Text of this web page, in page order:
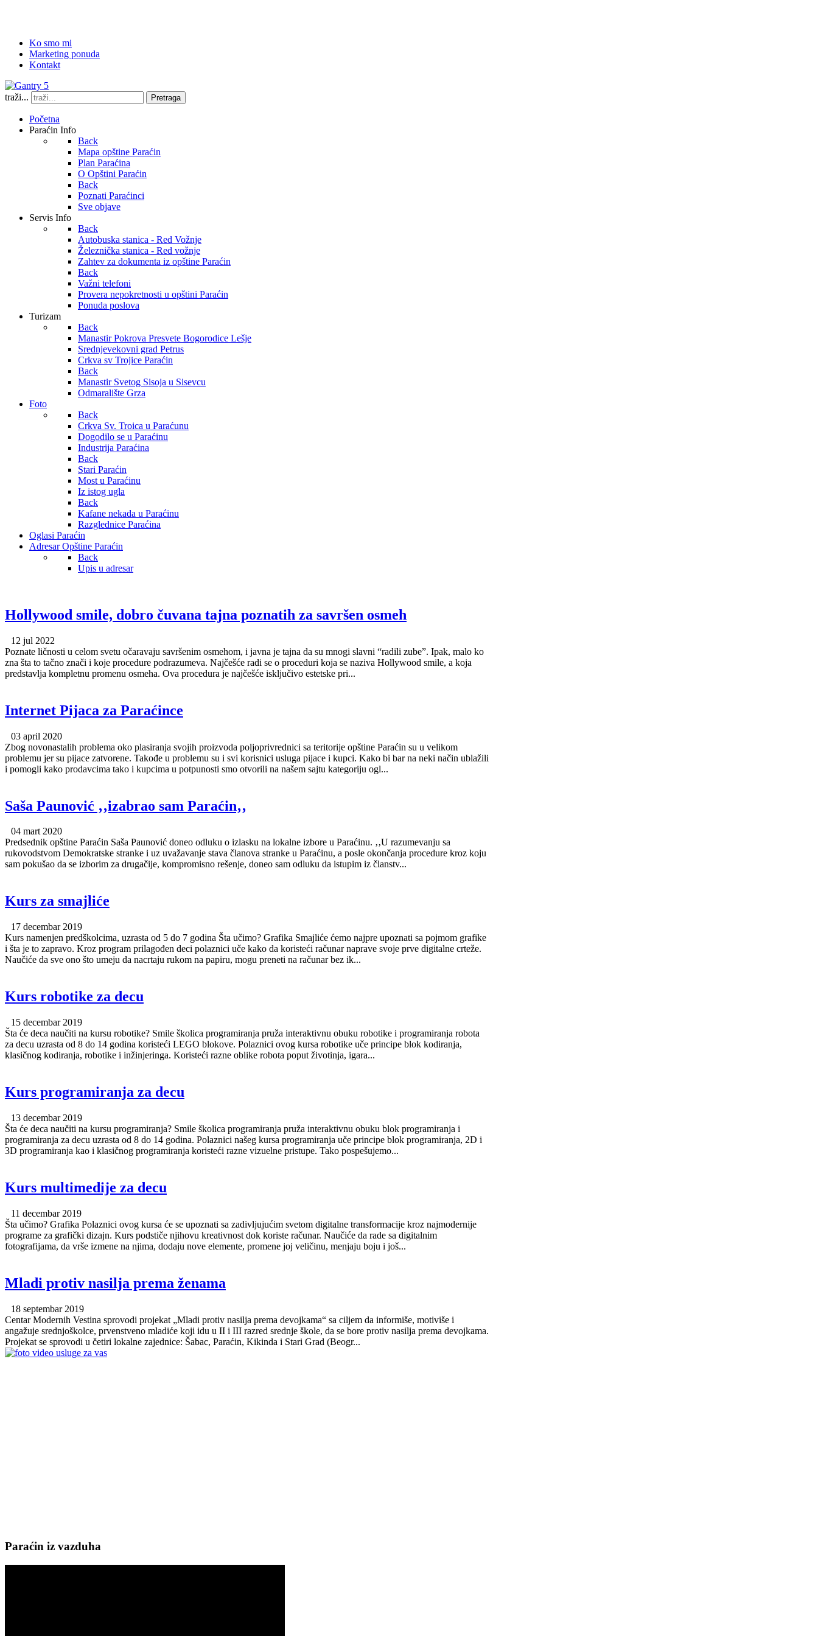
Ko smo mi
Marketing ponuda
Kontakt
traži... Pretraga
Početna
Paraćin Info
Back
Mapa opštine Paraćin
Plan Paraćina
O Opštini Paraćin
Back
Poznati Paraćinci
Sve objave
Servis Info
Back
Autobuska stanica - Red Vožnje
Železnička stanica - Red vožnje
Zahtev za dokumenta iz opštine Paraćin
Back
Važni telefoni
Provera nepokretnosti u opštini Paraćin
Ponuda poslova
Turizam
Back
Manastir Pokrova Presvete Bogorodice Lešje
Srednjevekovni grad Petrus
Crkva sv Trojice Paraćin
Back
Manastir Svetog Sisoja u Sisevcu
Odmaralište Grza
Foto
Back
Crkva Sv. Troica u Paraćunu
Dogodilo se u Paraćinu
Industrija Paraćina
Back
Stari Paraćin
Most u Paraćinu
Iz istog ugla
Back
Kafane nekada u Paraćinu
Razglednice Paraćina
Oglasi Paraćin
Adresar Opštine Paraćin
Back
Upis u adresar
Hollywood smile, dobro čuvana tajna poznatih za savršen osmeh
12 jul 2022
Poznate ličnosti u celom svetu očaravaju savršenim osmehom, i javna je tajna da su mnogi slavni “radili zube”. Ipak, malo ko
zna šta to tačno znači i koje procedure podrazumeva. Najčešće radi se o proceduri koja se naziva Hollywood smile, a koja
predstavlja kompletnu promenu osmeha. Ova procedura je najčešće isključivo estetske pri...
Internet Pijaca za Paraćince
03 april 2020
Zbog novonastalih problema oko plasiranja svojih proizvoda poljoprivrednici sa teritorije opštine Paraćin su u velikom
problemu jer su pijace zatvorene. Takođe u problemu su i svi korisnici usluga pijace i kupci. Kako bi bar na neki način ublažili
i pomogli kako prodavcima tako i kupcima u potpunosti smo otvorili na našem sajtu kategoriju ogl...
Saša Paunović ‚‚izabrao sam Paraćin‚‚
04 mart 2020
Predsednik opštine Paraćin Saša Paunović doneo odluku o izlasku na lokalne izbore u Paraćinu. ‚‚U razumevanju sa
rukovodstvom Demokratske stranke i uz uvažavanje stava članova stranke u Paraćinu, a posle okončanja procedure kroz koju
sam pokušao da se izborim za drugačije, kompromisno rešenje, doneo sam odluku da istupim iz članstv...
Kurs za smajliće
17 decembar 2019
Kurs namenjen predškolcima, uzrasta od 5 do 7 godina Šta učimo? Grafika Smajliće ćemo najpre upoznati sa pojmom grafike
i šta je to zapravo. Kroz program prilagođen deci polaznici uče kako da koristeći računar naprave svoje prve digitalne crteže.
Naučiće da sve ono što umeju da nacrtaju rukom na papiru, mogu preneti na računar bez ik...
Kurs robotike za decu
15 decembar 2019
Šta će deca naučiti na kursu robotike? Smile školica programiranja pruža interaktivnu obuku robotike i programiranja robota
za decu uzrasta od 8 do 14 godina koristeći LEGO blokove. Polaznici ovog kursa robotike uče principe blok kodiranja,
klasičnog kodiranja, robotike i inžinjeringa. Koristeći razne oblike robota poput životinja, igara...
Kurs programiranja za decu
13 decembar 2019
Šta će deca naučiti na kursu programiranja? Smile školica programiranja pruža interaktivnu obuku blok programiranja i
programiranja za decu uzrasta od 8 do 14 godina. Polaznici našeg kursa programiranja uče principe blok programiranja, 2D i
3D programiranja kao i klasičnog programiranja koristeći razne vizuelne pristupe. Tako pospešujemo...
Kurs multimedije za decu
11 decembar 2019
Šta učimo? Grafika Polaznici ovog kursa će se upoznati sa zadivljujućim svetom digitalne transformacije kroz najmodernije
programe za grafički dizajn. Kurs podstiče njihovu kreativnost dok koriste računar. Naučiće da rade sa digitalnim
fotografijama, da vrše izmene na njima, dodaju nove elemente, promene joj veličinu, menjaju boju i još...
Mladi protiv nasilja prema ženama
18 septembar 2019
Centar Modernih Vestina sprovodi projekat „Mladi protiv nasilja prema devojkama“ sa ciljem da informiše, motiviše i
angažuje srednjoškolce, prvenstveno mladiće koji idu u II i III razred srednje škole, da se bore protiv nasilja prema devojkama.
Projekat se sprovodi u četiri lokalne zajednice: Šabac, Paraćin, Kikinda i Stari Grad (Beogr...
Paraćin iz vazduha